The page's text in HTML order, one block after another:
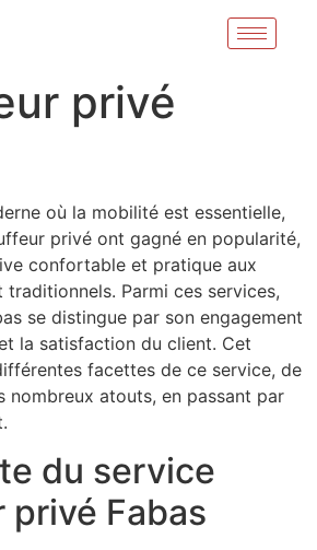
privé
où la mobilité est essentielle,
privé ont gagné en popularité,
confortable et pratique aux
Parmi ces services,
se distingue par son engagement
la satisfaction du client. Cet
facettes de ce service, de
nombreux atouts, en passant par
du service
privé Fabas